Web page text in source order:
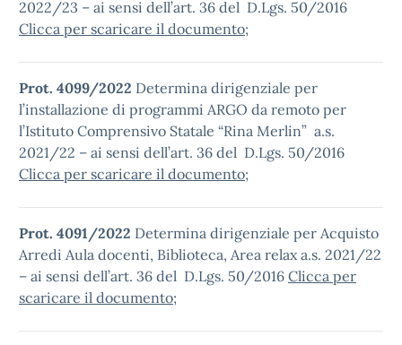
2022/23 – ai sensi dell’art. 36 del D.Lgs. 50/2016
Clicca per scaricare il documento;
Prot. 4099/2022 Determina dirigenziale per
l’installazione di programmi ARGO da remoto per
l’Istituto Comprensivo Statale “Rina Merlin” a.s.
2021/22 – ai sensi dell’art. 36 del D.Lgs. 50/2016
Clicca per scaricare il documento;
Prot. 4091/2022 Determina dirigenziale per Acquisto
Arredi Aula docenti, Biblioteca, Area relax a.s. 2021/22
– ai sensi dell’art. 36 del D.Lgs. 50/2016 Clicca per
scaricare il documento;